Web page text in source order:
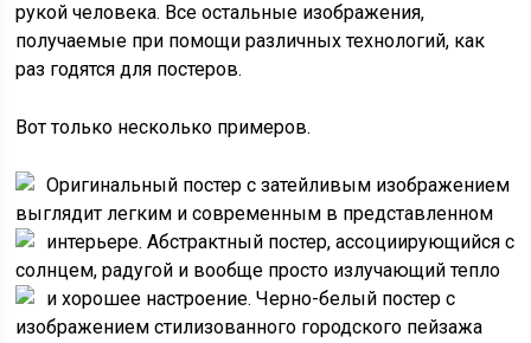
рукой человека. Все остальные изображения,
получаемые при помощи различных технологий, как
раз годятся для постеров.
Вот только несколько примеров.
Оригинальный постер с затейливым изображением
выглядит легким и современным в представленном
интерьере.Абстрактный постер, ассоциирующийся с
солнцем, радугой и вообще просто излучающий тепло
и хорошее настроение.Черно-белый постер с
изображением стилизованного городского пейзажа